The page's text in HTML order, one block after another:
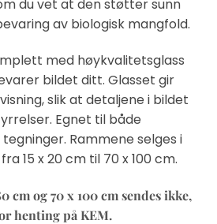
du vet at den støtter sunn
av biologisk mangfold.
med høykvalitetsglass
bildet ditt. Glasset gir
slik at detaljene i bildet
Egnet til både
Rammene selges i
15 x 20 cm til 70 x 100 cm.
cm og 70 x 100 cm sendes ikke,
henting på KEM.